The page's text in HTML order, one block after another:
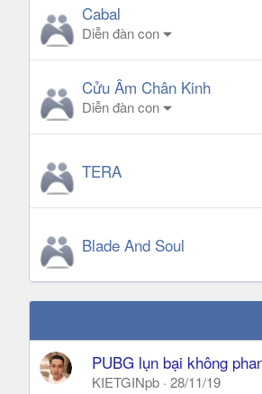
Cabal
Diễn đàn con
Cửu Âm Chân Kinh
Diễn đàn con
TERA
Blade And Soul
PUBG lụn bại không
KIETGINpb 28/11/19